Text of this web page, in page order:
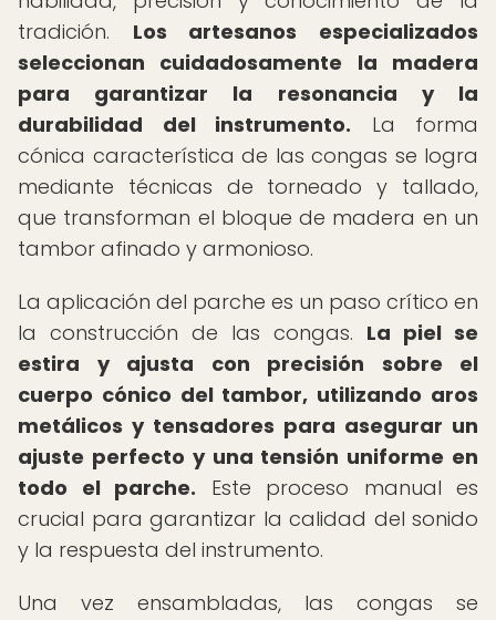
tradición. Los artesanos especializados
seleccionan cuidadosamente la madera
para garantizar la resonancia y la
durabilidad del instrumento. La forma
cónica característica de las congas se logra
mediante técnicas de torneado y tallado,
que transforman el bloque de madera en un
tambor afinado y armonioso.
La aplicación del parche es un paso crítico en
la construcción de las congas. La piel se
estira y ajusta con precisión sobre el
cuerpo cónico del tambor, utilizando aros
metálicos y tensadores para asegurar un
ajuste perfecto y una tensión uniforme en
todo el parche. Este proceso manual es
crucial para garantizar la calidad del sonido
y la respuesta del instrumento.
Una vez ensambladas, las congas se